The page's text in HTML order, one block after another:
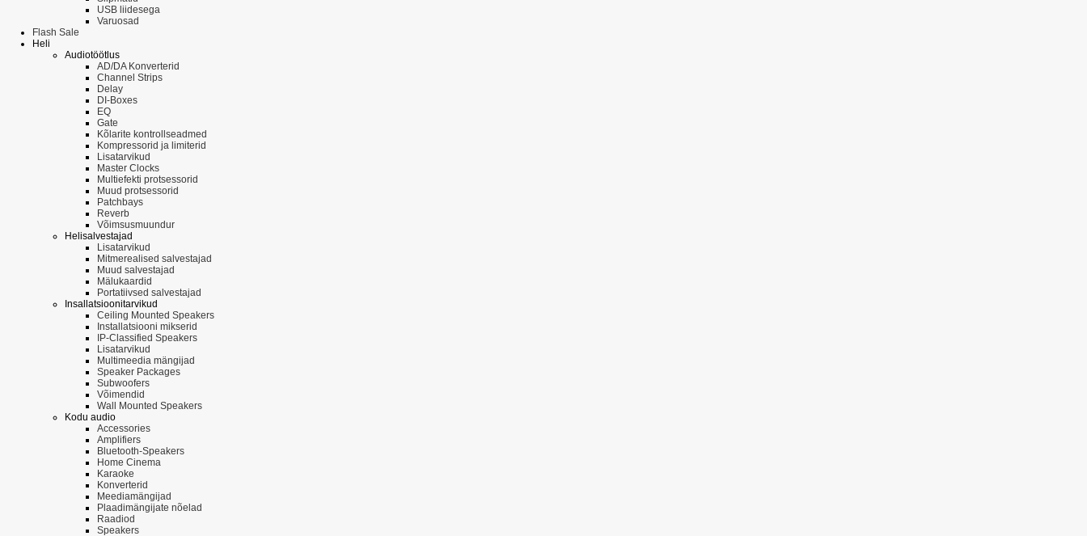
USB liidesega
Varuosad
Flash Sale
Heli
Audiotöötlus
AD/DA Konverterid
Channel Strips
Delay
DI-Boxes
EQ
Gate
Kõlarite kontrollseadmed
Kompressorid ja limiterid
Lisatarvikud
Master Clocks
Multiefekti protsessorid
Muud protsessorid
Patchbays
Reverb
Võimsusmuundur
Helisalvestajad
Lisatarvikud
Mitmerealised salvestajad
Muud salvestajad
Mälukaardid
Portatiivsed salvestajad
Insallatsioonitarvikud
Ceiling Mounted Speakers
Installatsiooni mikserid
IP-Classified Speakers
Lisatarvikud
Multimeedia mängijad
Speaker Packages
Subwoofers
Võimendid
Wall Mounted Speakers
Kodu audio
Accessories
Amplifiers
Bluetooth-Speakers
Home Cinema
Karaoke
Konverterid
Meediamängijad
Plaadimängijate nõelad
Raadiod
Speakers